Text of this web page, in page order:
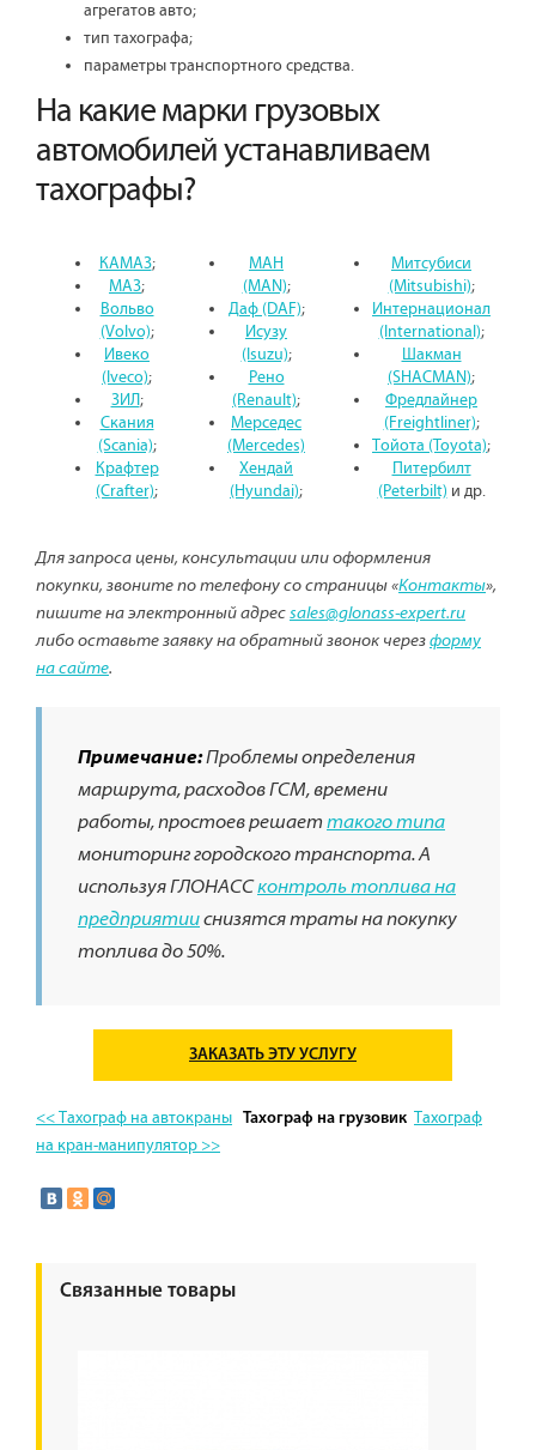
агрегатов авто;
тип тахографа;
параметры транспортного средства.
На какие марки грузовых
автомобилей устанавливаем
тахографы?
КАМАЗ;
МАЗ;
Вольво
(Volvo);
Ивеко
(Iveco);
ЗИЛ;
Скания
(Scania);
Крафтер
(Crafter);
МАН
(MAN);
Даф (DAF);
Исузу
(Isuzu);
Рено
(Renault);
Мерседес
(Mercedes)
Хендай
(Hyundai);
Митсубиси
(Mitsubishi);
Интернационал
(International);
Шакман
(SHACMAN);
Фредлайнер
(Freightliner);
Тойота (Toyota);
Питербилт
(Peterbilt) и др.
Для запроса цены, консультации или оформления
покупки, звоните по телефону со страницы «Контакты»,
пишите на электронный адрес sales@glonass-expert.ru
либо оставьте заявку на обратный звонок через форму
на сайте.
Примечание:Проблемы определения
маршрута, расходов ГСМ, времени
работы, простоев решает такого типа
мониторинг городского транспорта. А
используя ГЛОНАССконтроль топлива на
предприятииснизятся траты на покупку
топлива до 50%.
ЗАКАЗАТЬ ЭТУ УСЛУГУ
<< Тахограф на автокраны Тахограф на грузовик Тахограф
на кран-манипулятор >>
Связанные товары